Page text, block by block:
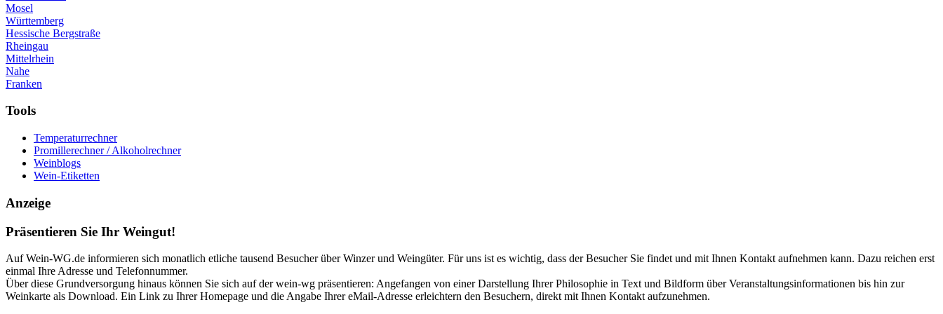
Mosel
Württemberg
Hessische Bergstraße
Rheingau
Mittelrhein
Nahe
Franken
Tools
Temperaturrechner
Promillerechner / Alkoholrechner
Weinblogs
Wein-Etiketten
Anzeige
Präsentieren Sie Ihr Weingut!
Auf Wein-WG.de informieren sich monatlich etliche tausend Besucher über Winzer und Weingüter. Für uns ist es wichtig, dass der Besucher Sie findet und mit Ihnen Kontakt aufnehmen kann. Dazu reichen erst
einmal Ihre Adresse und Telefonnummer.
Über diese Grundversorgung hinaus können Sie sich auf der wein-wg präsentieren: Angefangen von einer Darstellung Ihrer Philosophie in Text und Bildform über Veranstaltungsinformationen bis hin zur
Weinkarte als Download. Ein Link zu Ihrer Homepage und die Angabe Ihrer eMail-Adresse erleichtern den Besuchern, direkt mit Ihnen Kontakt aufzunehmen.